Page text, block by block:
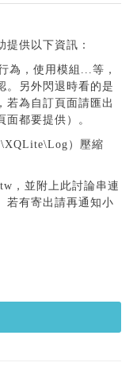
供以下資訊：
為，使用模組...等，
。另外閃退時看的是
若為自訂頁面請匯出
都要提供）。
）壓縮
，並附上此討論串連
若有寄出請再通知小